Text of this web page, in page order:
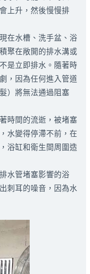
上升，然後慢慢排
在水槽、洗手盆、浴
聚在敞開的排水溝或
是立即排水。隨著時
，因為任何進入管道
）將無法通過阻塞
著時間的流逝，被堵塞
水變得停滯不前，在
浴缸和衛生間周圍造
排水管堵塞影響的浴
刺耳的噪音，因為水